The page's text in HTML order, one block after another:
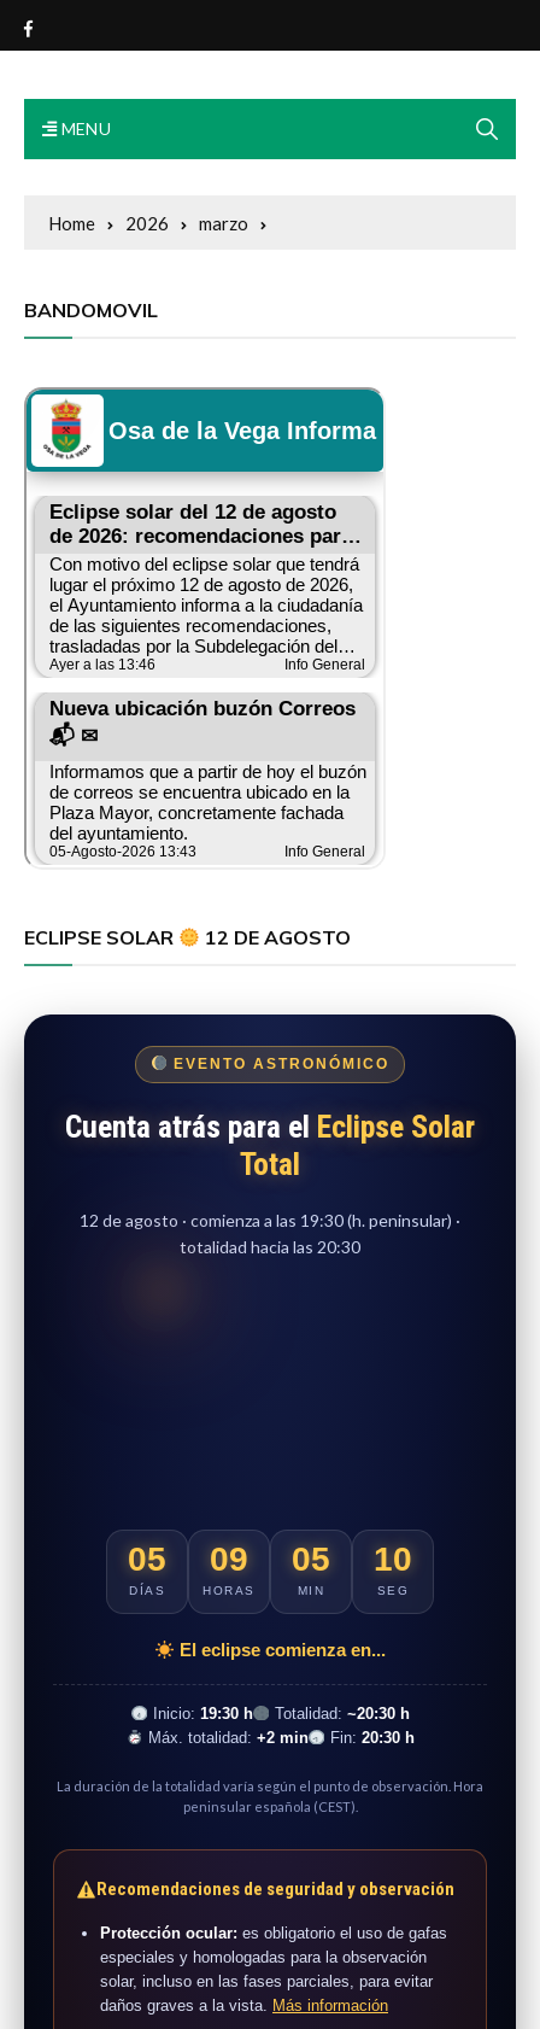
Exmo. Ayuntamiento Osa de
la Vega
MENU
Home 2026 marzo
BANDOMOVIL
ECLIPSE SOLAR 12 DE AGOSTO
EVENTO ASTRONÓMICO
Cuenta atrás para el Eclipse Solar
Total
12 de agosto · comienza a las 19:30 (h. peninsular) ·
totalidad hacia las 20:30
05
DÍAS
09
HORAS
05
MIN
09
SEG
El eclipse comienza en...
Inicio: 19:30 h Totalidad: ~20:30 h
Máx. totalidad: +2 min Fin: 20:30 h
La duración de la totalidad varía según el punto de observación. Hora
peninsular española (CEST).
Recomendaciones de seguridad y observación
Protección ocular: es obligatorio el uso de gafas
especiales y homologadas para la observación
solar, incluso en las fases parciales, para evitar
daños graves a la vista. Más información